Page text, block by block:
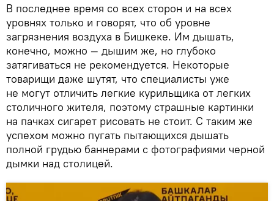
В последнее время со всех сторон и на всех
уровнях только и говорят, что об уровне
загрязнения воздуха в Бишкеке. Им дышать,
конечно, можно — дышим же, но глубоко
затягиваться не рекомендуется. Некоторые
товарищи даже шутят, что специалисты уже
не могут отличить легкие курильщика от легких
столичного жителя, поэтому страшные картинки
на пачках сигарет рисовать не стоит. С таким же
успехом можно пугать пытающихся дышать
полной грудью баннерами с фотографиями черной
дымки над столицей.